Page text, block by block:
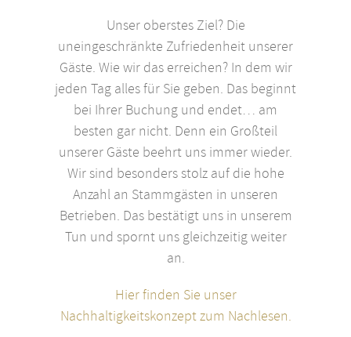
Unser oberstes Ziel? Die
uneingeschränkte Zufriedenheit unserer
Gäste. Wie wir das erreichen? In dem wir
jeden Tag alles für Sie geben. Das beginnt
bei Ihrer Buchung und endet… am
besten gar nicht. Denn ein Großteil
unserer Gäste beehrt uns immer wieder.
Wir sind besonders stolz auf die hohe
Anzahl an Stammgästen in unseren
Betrieben. Das bestätigt uns in unserem
Tun und spornt uns gleichzeitig weiter
an.
Hier finden Sie unser
Nachhaltigkeitskonzept zum Nachlesen.